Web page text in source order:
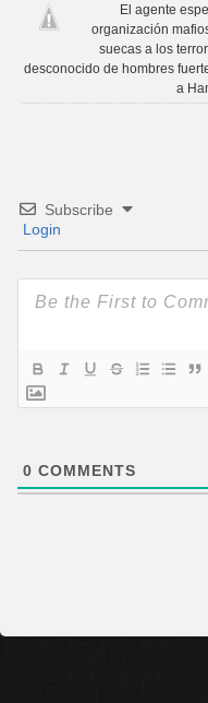
El agente
organización
suecas a los
desconocido de hombres
a
Subscribe
Login
0 COMMENTS